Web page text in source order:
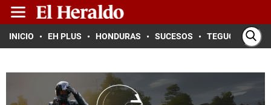
INICIO EH PLUS HONDURAS SUCESOS TEGUCIGALPA